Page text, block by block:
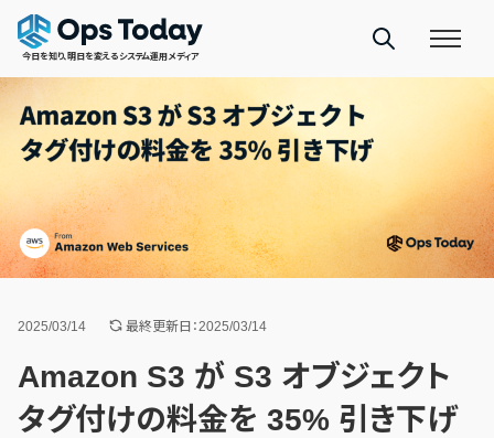
今日を知り、明日を変えるシステム運用メディア
2025/03/14 最終更新日：2025/03/14
Amazon S3 が S3 オブジェクト
タグ付けの料金を 35% 引き下げ